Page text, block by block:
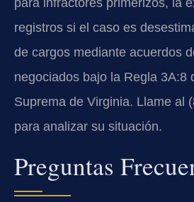
para infractores primerizos, la
registros si el caso es
de cargos mediante acuerdos
negociados bajo la Regla 3A:8
Suprema de Virginia. Llame al
para analizar su situación.
Preguntas